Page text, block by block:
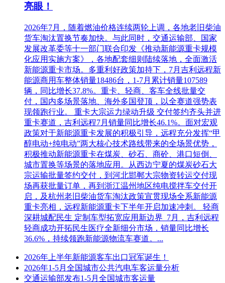
亮眼！
2026年7月，随着燃油价格连续两轮上调，各地老旧柴油
货车淘汰置换节奏加快。与此同时，交通运输部、国家
发展改革委等十一部门联合印发《推动新能源重卡规模
化应用实施方案》，各地配套细则陆续落地，全面激活
新能源重卡市场。多重利好政策加持下，7月吉利远程新
能源商用车整体销量18486台，1-7月累计销量107589
辆，同比增长37.8%。重卡、轻商、客车全线批量交
付，国内多场景落地、海外多国登顶，以全赛道强势表
现领跑行业。 重卡大宗运力绿动升级 交付签约齐头并进
重卡赛道，吉利远程7月销量同比增长46.1%。面对宏观
政策对于新能源重卡发展的积极引导，远程充分发挥“甲
醇电动+纯电动”两大核心技术路线带来的全场景优势，
积极推动新能源重卡在煤炭、砂石、商砼、港口短倒、
城市置换等场景的落地应用。从西边宁夏的煤炭砂石大
宗运输批量签约交付，到河北邯郸大宗物资转运交付现
场再获批量订单，再到浙江温州地区纯电搅拌车交付开
启，及杭州老旧柴油货车淘汰政策宣贯现场全系新能源
重卡亮相，远程新能源重卡下半年开启加速冲刺。 轻商
深耕城配民生 定制车型拓宽应用新边界 7月，吉利远程
轻商成功开拓民生医疗全新细分市场，销量同比增长
36.6%，持续领跑新能源物流车赛道。...
2026年上半年新能源客车出口冠军诞生！
2026年1-5月全国城市公共汽电车客运量分析
交通运输部发布1-5月全国城市客运量